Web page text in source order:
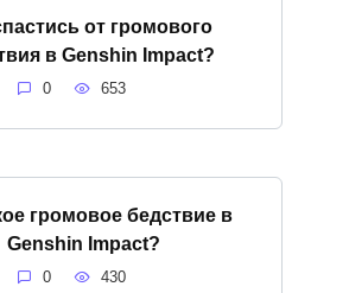
от громового
в Genshin Impact?
0 653
громовое бедствие в
Genshin Impact?
0 430